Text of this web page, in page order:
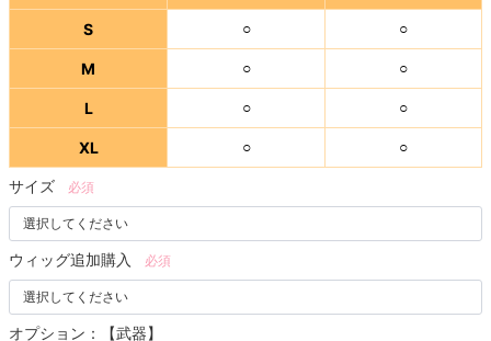
S ○ ○
M ○ ○
L ○ ○
XL ○ ○
サイズ 必須
ウィッグ追加購入 必須
オプション：【武器】